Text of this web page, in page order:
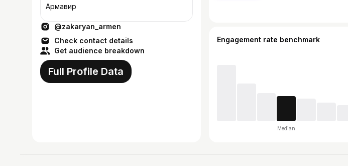
Армавир
@zakaryan_armen
Check contact details
Get audience breakdown
Full Profile Data
Engagement rate benchmark
Median